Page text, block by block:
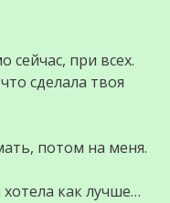
при всех.
сделала твоя
потом на меня.
как лучше…